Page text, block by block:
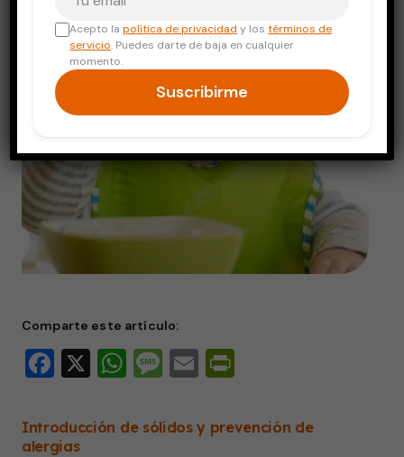
Comparte este artículo:
Facebook
X WhatsApp
Message
Email
Introducción de sólidos y prevención de
alergias
Acepto lapolítica de privacidad y lostérminos de
servicio. Puedes darte de baja en cualquier
momento.
Suscribirme